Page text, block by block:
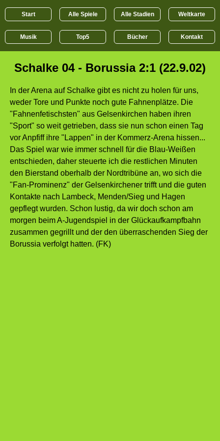
Start Alle Spiele Alle Stadien Weltkarte
Musik Top5 Bücher Kontakt
Schalke 04 - Borussia 2:1 (22.9.02)
In der Arena auf Schalke gibt es nicht zu holen für uns,
weder Tore und Punkte noch gute Fahnenplätze. Die
"Fahnenfetischsten" aus Gelsenkirchen haben ihren
"Sport" so weit getrieben, dass sie nun schon einen Tag
vor Anpfiff ihre "Lappen" in der Kommerz-Arena hissen...
Das Spiel war wie immer schnell für die Blau-Weißen
entschieden, daher steuerte ich die restlichen Minuten
den Bierstand oberhalb der Nordtribüne an, wo sich die
"Fan-Prominenz" der Gelsenkirchener trifft und die guten
Kontakte nach Lambeck, Menden/Sieg und Hagen
gepflegt wurden. Schon lustig, da wir doch schon am
morgen beim A-Jugendspiel in der Glückaufkampfbahn
zusammen gegrillt und der den überraschenden Sieg der
Borussia verfolgt hatten. (FK)